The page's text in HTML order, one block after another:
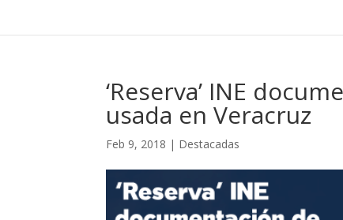
‘Reserva’ INE
usada en Veracruz
Feb 9, 2018 | Destacadas